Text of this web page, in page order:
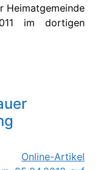
Heimatgemeinde
im dortigen
Online-Artikel